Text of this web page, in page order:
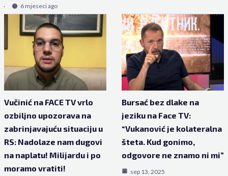
6 mjeseci ago
Vučinić na FACE TV vrlo
ozbiljno upozorava na
zabrinjavajuću situaciju u
RS: Nadolaze nam dugovi
na naplatu! Milijardu i po
moramo vratiti!
Bursać bez dlake na
jeziku na Face TV:
“Vukanović je kolateralna
šteta. Kud gonimo,
odgovore ne znamo ni mi”
sep 13, 2025